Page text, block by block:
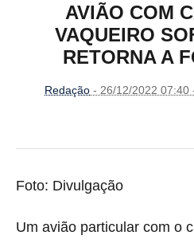
AVIÃO COM
VAQUEIRO
RETORNA A
Redação - 26/12/2022 07:40
Foto: Divulgação
Um avião particular com o